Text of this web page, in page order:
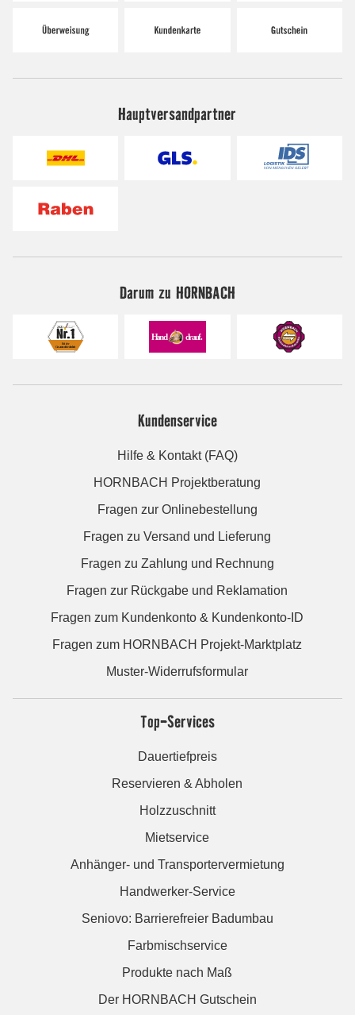
Hauptversandpartner
Darum zu HORNBACH
Kundenservice
Hilfe & Kontakt (FAQ)
HORNBACH Projektberatung
Fragen zur Onlinebestellung
Fragen zu Versand und Lieferung
Fragen zu Zahlung und Rechnung
Fragen zur Rückgabe und Reklamation
Fragen zum Kundenkonto & Kundenkonto-ID
Fragen zum HORNBACH Projekt-Marktplatz
Muster-Widerrufsformular
Top-Services
Dauertiefpreis
Reservieren & Abholen
Holzzuschnitt
Mietservice
Anhänger- und Transportervermietung
Handwerker-Service
Seniovo: Barrierefreier Badumbau
Farbmischservice
Produkte nach Maß
Der HORNBACH Gutschein